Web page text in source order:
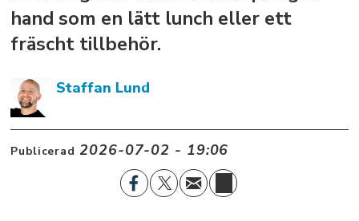
hand som en lätt lunch eller ett
fräscht tillbehör.
Staffan Lund
Publicerad 2026-07-02 - 19:06